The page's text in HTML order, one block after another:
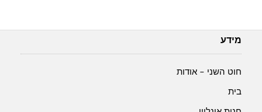
מידע
חוט השני – אודות
בית